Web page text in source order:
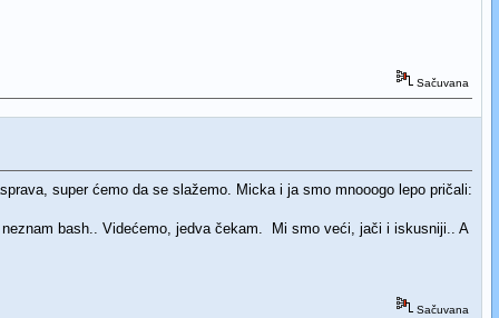
Sačuvana
super ćemo da se slažemo. Micka i ja smo mnooogo lepo pričali:
bash.. Videćemo, jedva čekam. Mi smo veći, jači i iskusniji.. A
Sačuvana